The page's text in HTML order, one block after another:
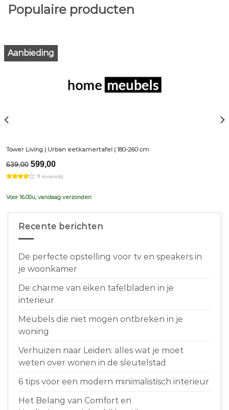
Populaire producten
Aanbieding
Tower Living | Urban eetkamertafel | 180-260 cm
639,00 Original
price
was:
599,00Current
is:
9 review(s)
Voor 16.00u, vandaag verzonden
Recente berichten
De perfecte opstelling voor tv en speakers in
je woonkamer
De charme van eiken tafelbladen in je
interieur
Meubels die niet mogen ontbreken in je
woning
Verhuizen naar Leiden: alles wat je moet
weten over wonen in de sleutelstad
6 tips voor een modern minimalistisch interieur
Het Belang van Comfort en